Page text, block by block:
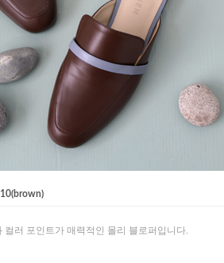
컬러 포인트가 매력적인 몰리 블로퍼입니다.